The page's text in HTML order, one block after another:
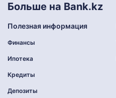
Больше на Bank.kz
Полезная информация
Финансы
Ипотека
Кредиты
Депозиты